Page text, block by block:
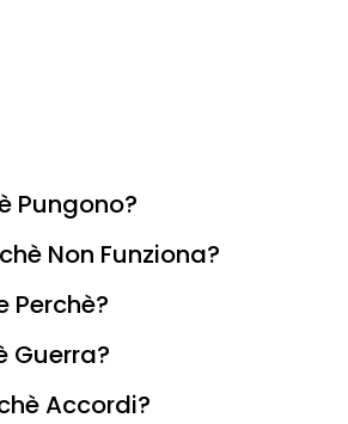
Pungono?
Non Funziona?
Perchè?
Guerra?
Accordi?